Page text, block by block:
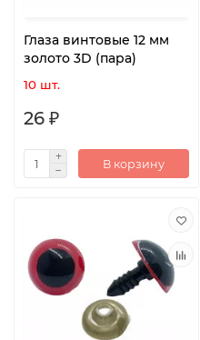
Глаза винтовые 12 мм
золото 3D (пара)
10 шт.
26 ₽
В корзину